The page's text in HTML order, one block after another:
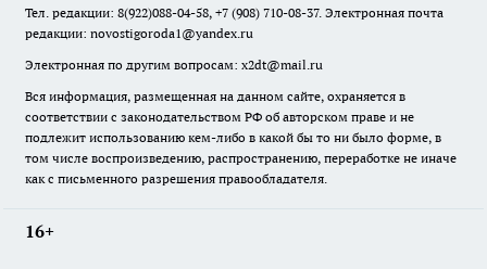
Тел. редакции: 8(922)088-04-58, +7 (908) 710-08-37. Электронная почта
редакции: novostigoroda1@yandex.ru
Электронная по другим вопросам: x2dt@mail.ru
Вся информация, размещенная на данном сайте, охраняется в
соответствии с законодательством РФ об авторском праве и не
подлежит использованию кем-либо в какой бы то ни было форме, в
том числе воспроизведению, распространению, переработке не иначе
как с письменного разрешения правообладателя.
16+